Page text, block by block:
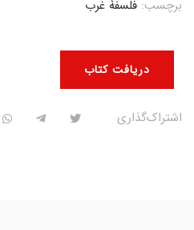
دریافت کتاب
برچسب: فلسفۀ غرب
اشتراک‌گذاری